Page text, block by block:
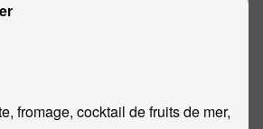
fromage, cocktail de fruits de mer,